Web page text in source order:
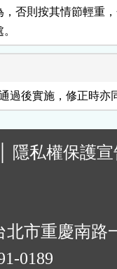
，否則按其情節輕重
過後實施，修正時亦
隱私權保護
北市重慶南路
0189